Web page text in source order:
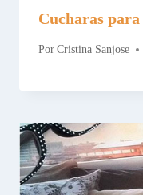
Cucharas
Por Cristina Sanjose